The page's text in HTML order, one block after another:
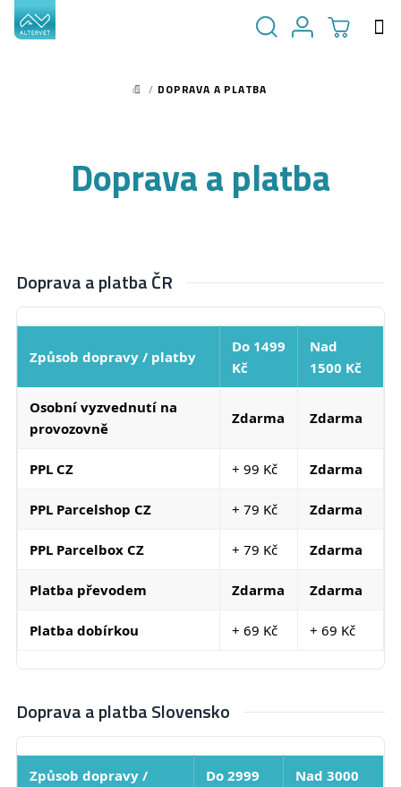
Přejít
obsah
DOMŮ
/ DOPRAVA A PLATBA
Doprava a platba
Doprava a platba ČR
Způsob dopravy / platby
Do 1499
Kč
Nad
1500 Kč
Osobní vyzvednutí na
provozovně
Zdarma Zdarma
PPL CZ + 99 Kč Zdarma
PPL Parcelshop CZ + 79 Kč Zdarma
PPL Parcelbox CZ + 79 Kč Zdarma
Platba převodem Zdarma Zdarma
Platba dobírkou + 69 Kč + 69 Kč
Doprava a platba Slovensko
Způsob dopravy /
Do 2999
Nad 3000